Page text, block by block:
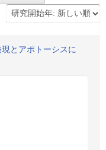
とアポトーシスに